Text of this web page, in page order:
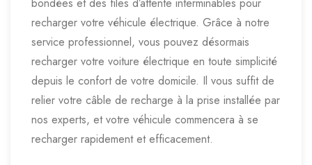
bondées et des files d’attente interminables pour
recharger votre véhicule électrique. Grâce à notre
service professionnel, vous pouvez désormais
recharger votre voiture électrique en toute simplicité
depuis le confort de votre domicile. Il vous suffit de
relier votre câble de recharge à la prise installée par
nos experts, et votre véhicule commencera à se
recharger rapidement et efficacement.